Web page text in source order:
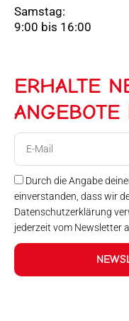
Samstag:
9:00 bis 16:00
ERHALTE
Durch die Angabe
einverstanden, dass wir
Datenschutzerklärung
jederzeit vom Newsletter